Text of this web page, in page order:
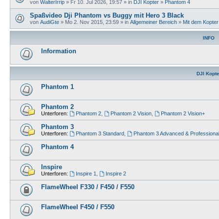
von WalterIrrip » Fr 10. Jul 2026, 19:57 » in DJI Kopter » Phantom 4
Spaßvideo Dji Phantom vs Buggy mit Hero 3 Black
von AudiGte » Mo 2. Nov 2015, 23:59 » in Allgemeiner Bereich » Mit dem
INFO
Information
DJI
Phantom 1
Phantom 2
Unterforen: Phantom 2, Phantom 2 Vision, Phantom 2 Vision+
Phantom 3
Unterforen: Phantom 3 Standard, Phantom 3 Advanced & Professional
Phantom 4
Inspire
Unterforen: Inspire 1 Inspire 2
FlameWheel F330 / F450 / F550
FlameWheel F450 / F550